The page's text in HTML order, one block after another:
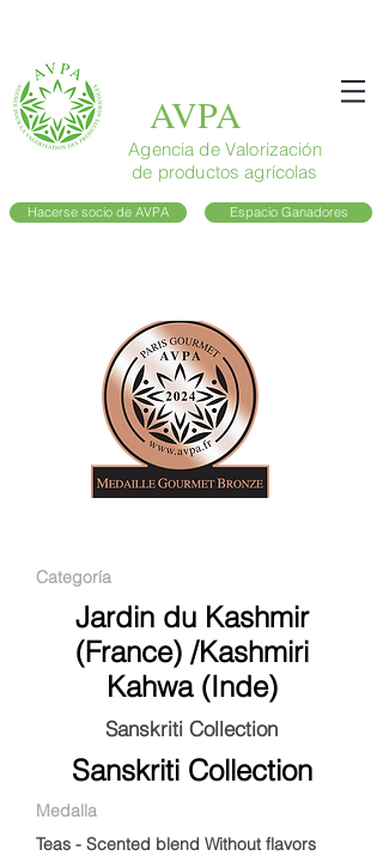
AVPA
Agencia de Valorización
de productos agrícolas
Hacerse socio de AVPA Espacio Ganadores
Categoría
Jardin du Kashmir
(France) /Kashmiri
Kahwa (Inde)
Sanskriti Collection
Sanskriti Collection
Medalla
Teas - Scented blend Without flavors